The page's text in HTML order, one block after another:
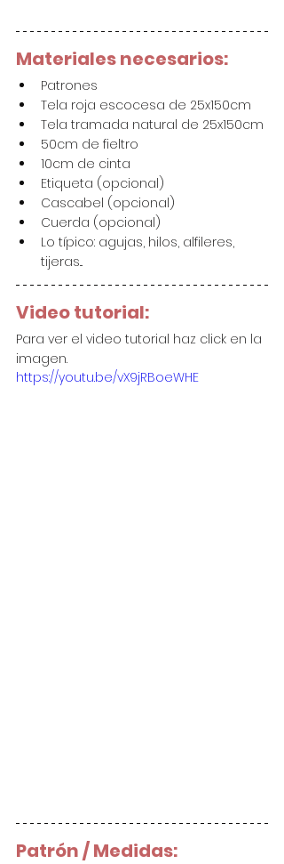
Materiales necesarios:
Patrones
Tela roja escocesa de 25x150cm
Tela tramada natural de 25x150cm
50cm de fieltro
10cm de cinta
Etiqueta (opcional)
Cascabel (opcional)
Cuerda (opcional)
Lo típico: agujas, hilos, alfileres,
tijeras...
Video tutorial:
Para ver el video tutorial haz click en la
imagen.
https://youtu.be/vX9jRBoeWHE
Patrón / Medidas: